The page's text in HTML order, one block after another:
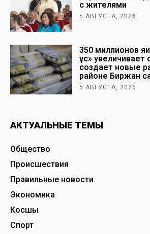
с жителями
5 АВГУСТА, 2026
350 миллионов
Құс»
создает новые
районе Биржан
5 АВГУСТА, 2026
АКТУАЛЬНЫЕ ТЕМЫ
Общество
Происшествия
Правильные новости
Экономика
Косшы
Спорт